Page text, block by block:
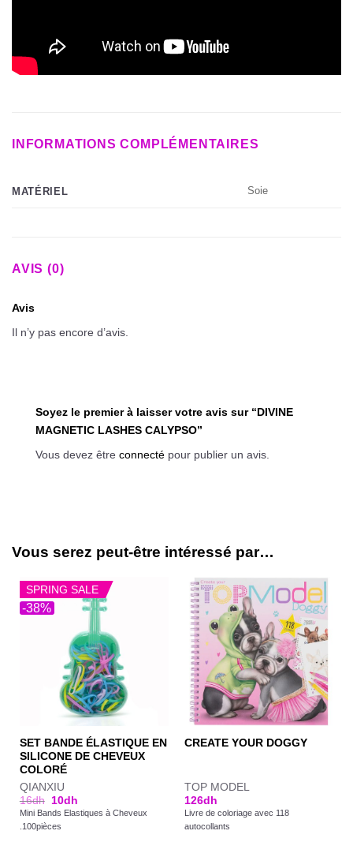
INFORMATIONS COMPLÉMENTAIRES
MATÉRIEL Soie
AVIS (0)
Avis
Il n’y pas encore d’avis.
Soyez le premier à laisser votre avis sur “DIVINE
MAGNETIC LASHES CALYPSO”
Vous devez être connecté pour publier un avis.
Vous serez peut-être intéressé par…
-38%
SPRING SALE
SET BANDE ÉLASTIQUE EN
SILICONE DE CHEVEUX
COLORÉ
QIANXIU
16dh 10dh
Mini Bands Elastiques à Cheveux
.100pièces
CREATE YOUR DOGGY
TOP MODEL
126dh
Livre de coloriage avec 118
autocollants